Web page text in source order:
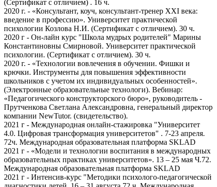
(Сертификат с отличием) . 16 ч.
2020 г. - «Консультант, коуч, консультант-тренер ХХI века:
введение в профессию». Университет практической
психологии Козлова Н.И. (Сертификат с отличием). 30 ч.
2020 г - Он-лайн курс "Школа мудрых родителей" Марины
Константиновны Смирновой. Университет практической
психологии. (Сертификат с отличием). 30 ч.
2020 г. - «Технологии вовлечения в обучении. Фишки и
крючки. Инструменты для повышения эффективности
школьников с учетом их индивидуальных особенностей».
(Электронные образовательные технологи). Вебинар:
«Педагогического конструкторского бюро», руководитель -
Прутченкова Светлана Александровна, генеральный директор
компании NewTutor. (свидетельство).
2021 г - Международная онлайн-стажировка "Университет
4.0. Цифровая трансформация университетов" . 7-23 апреля.
72ч. Международная образовательная платформа SKLAD
2021 г - «Модели и технологии воспитания в международных
образовательных практиках университетов». 13 – 25 мая Ч.72.
Международная образовательная платформа SKLAD
2021 г - Интенсив-курс "Методики психолого-педагогической